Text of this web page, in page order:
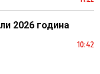
2026 година
10:42